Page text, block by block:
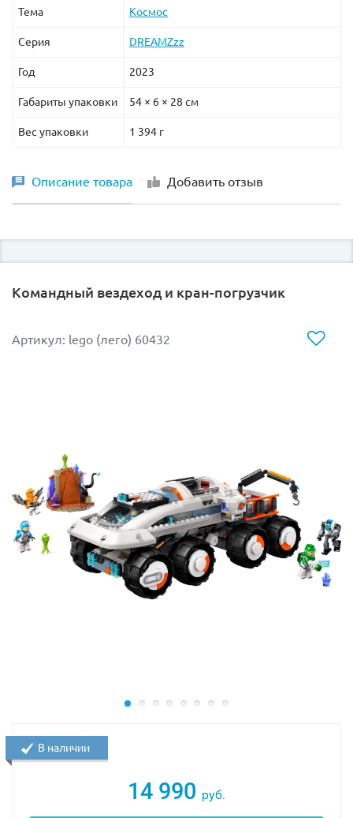
Тема Космос
Серия DREAMZzz
Год 2023
Габариты упаковки 54 × 6 × 28 см
Вес упаковки 1 394 г
Описание товара Добавить отзыв
Командный вездеход и кран-погрузчик
Артикул: lego (лего) 60432
14 990 руб.
В наличии